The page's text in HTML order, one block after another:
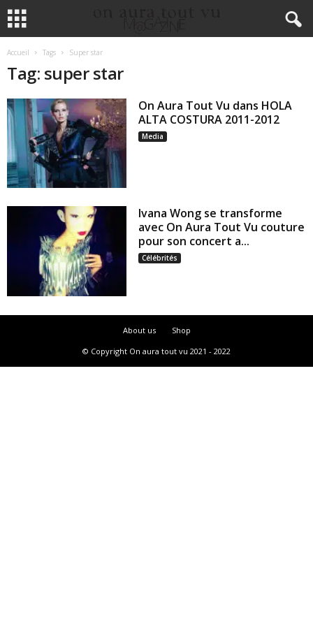
Accueil Tags Super star
Tag: super star
On Aura Tout Vu dans HOLA
ALTA COSTURA 2011-2012
Media
Ivana Wong se transforme
avec On Aura Tout Vu couture
pour son concert a...
Célébrités
About us
Shop
© Copyright On aura tout vu 2021 - 2022